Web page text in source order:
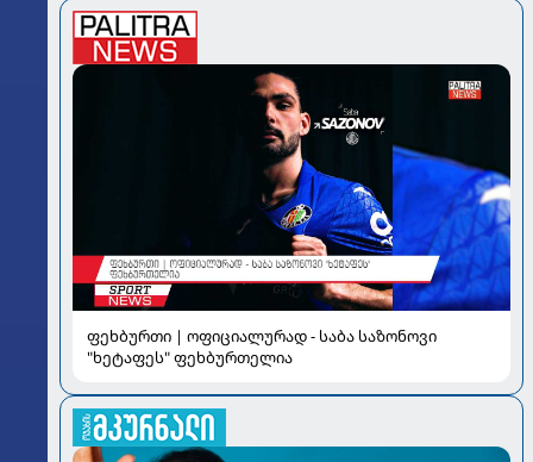
ფეხბურთი | ოფიციალურად - საბა საზონოვი
"ხეტაფეს" ფეხბურთელია